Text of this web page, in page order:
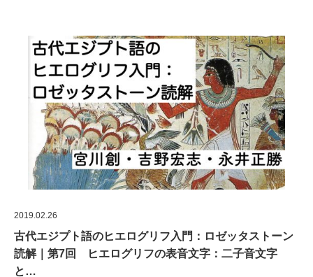
2019.02.26
古代エジプト語のヒエログリフ入門：ロゼッタストーン
読解｜第7回 ヒエログリフの表音文字：二子音文字
と…